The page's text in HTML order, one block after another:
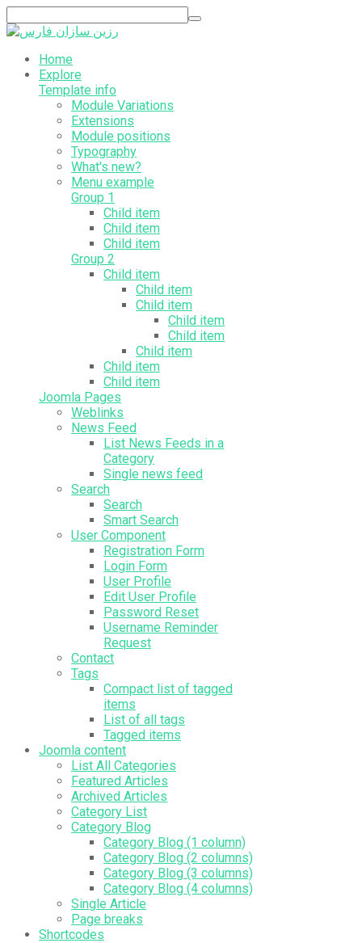
Home
Explore
Template info
Module Variations
Extensions
Module positions
Typography
What's new?
Menu example
Group 1
Child item
Child item
Child item
Group 2
Child item
Child item
Child item
Child item
Child item
Child item
Child item
Child item
Joomla Pages
Weblinks
News Feed
List News Feeds in a
Category
Single news feed
Search
Search
Smart Search
User Component
Registration Form
Login Form
User Profile
Edit User Profile
Password Reset
Username Reminder
Request
Contact
Tags
Compact list of tagged
items
List of all tags
Tagged items
Joomla content
List All Categories
Featured Articles
Archived Articles
Category List
Category Blog
Category Blog (1 column)
Category Blog (2 columns)
Category Blog (3 columns)
Category Blog (4 columns)
Single Article
Page breaks
Shortcodes